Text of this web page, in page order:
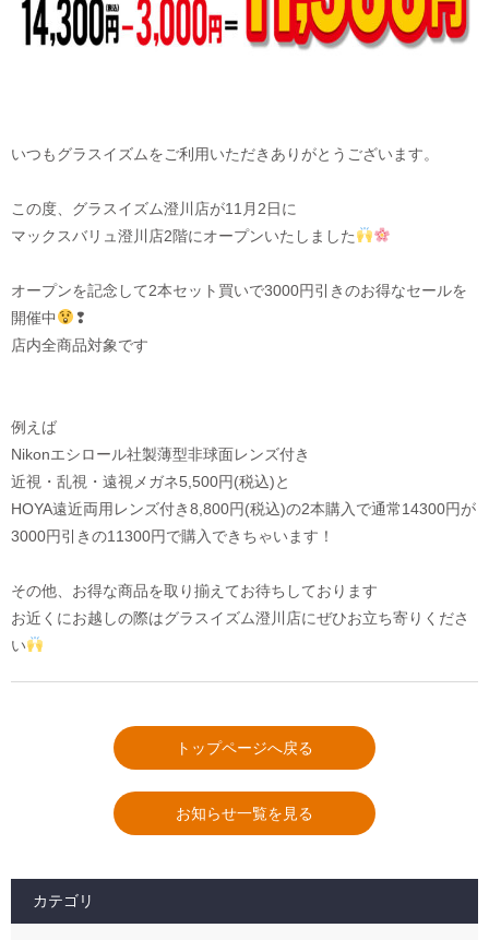
いつもグラスイズムをご利用いただきありがとうございます。
この度、グラスイズム澄川店が11月2日に
マックスバリュ澄川店2階にオープンいたしました
オープンを記念して2本セット買いで3000円引きのお得なセールを
開催中
❢
店内全商品対象です
例えば
Nikonエシロール社製薄型非球面レンズ付き
近視・乱視・遠視メガネ5,500円(税込)と
HOYA遠近両用レンズ付き8,800円(税込)の2本購入で通常14300円が
3000円引きの11300円で購入できちゃいます！
その他、お得な商品を取り揃えてお待ちしております
お近くにお越しの際はグラスイズム澄川店にぜひお立ち寄りくださ
い
トップページへ戻る
お知らせ一覧を見る
カテゴリ